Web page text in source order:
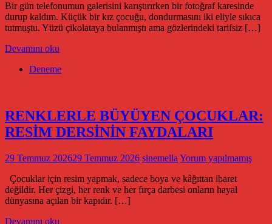
Bir gün telefonumun galerisini karıştırırken bir fotoğraf karesinde
durup kaldım. Küçük bir kız çocuğu, dondurmasını iki eliyle sıkıca
tutmuştu. Yüzü çikolataya bulanmıştı ama gözlerindeki tarifsiz […]
Devamını oku
Deneme
RENKLERLE BÜYÜYEN ÇOCUKLAR:
RESİM DERSİNİN FAYDALARI
29 Temmuz 202629 Temmuz 2026 sinemella Yorum yapılmamış
Çocuklar için resim yapmak, sadece boya ve kâğıttan ibaret
değildir. Her çizgi, her renk ve her fırça darbesi onların hayal
dünyasına açılan bir kapıdır. […]
Devamını oku